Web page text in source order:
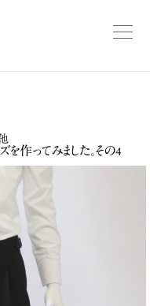
作ってみました。その4